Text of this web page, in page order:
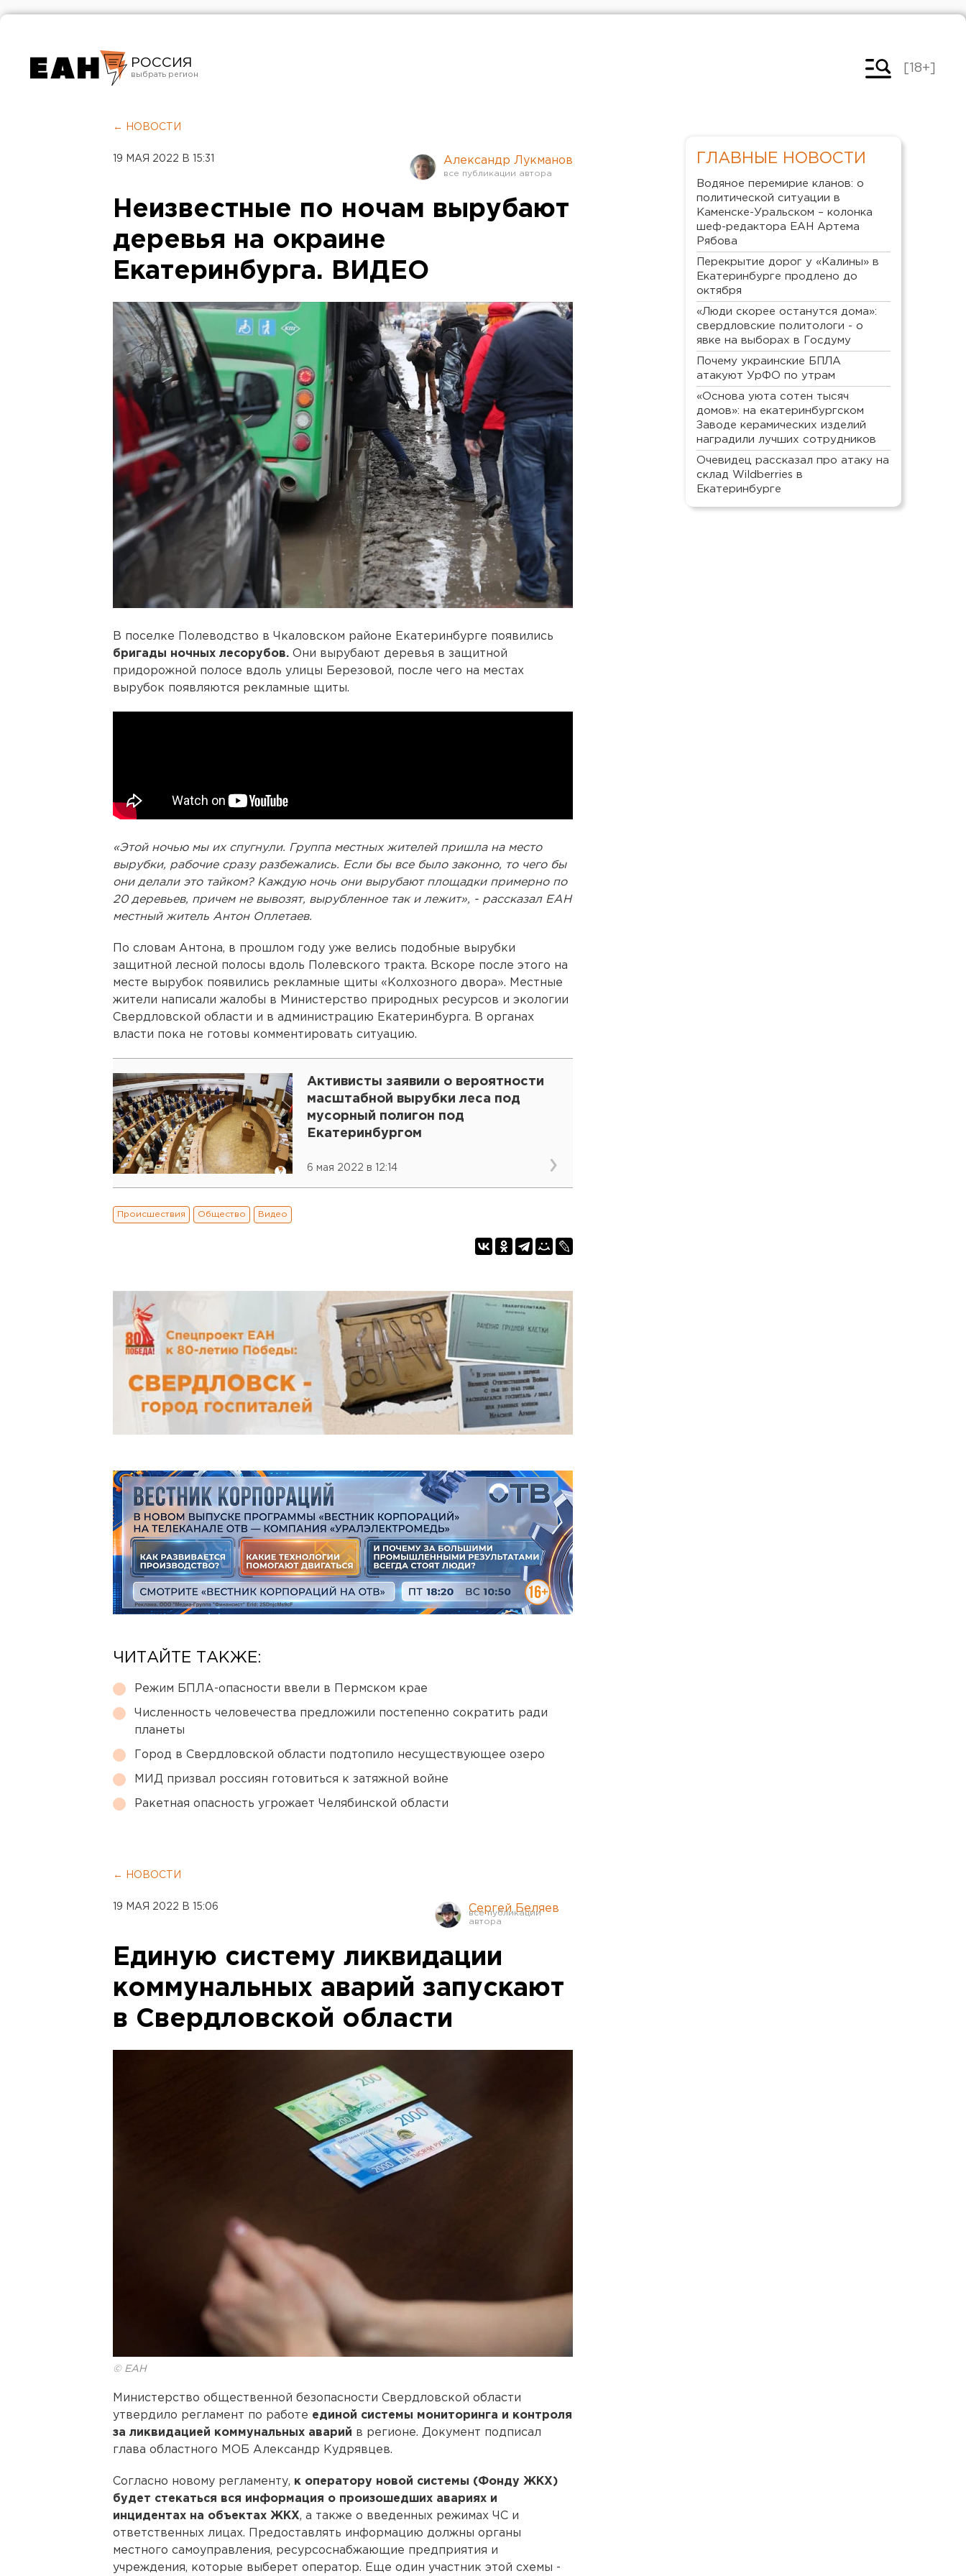
РОССИЯ
Челябинск
[18+]
← НОВОСТИ
19 МАЯ 2022 В 15:31 Александр Лукманов
Неизвестные по ночам вырубают
деревья на окраине
Екатеринбурга. ВИДЕО
В поселке Полеводство в Чкаловском районе Екатеринбурге появились
бригады ночных лесорубов. Они вырубают деревья в защитной
придорожной полосе вдоль улицы Березовой, после чего на местах
вырубок появляются рекламные щиты.
«Этой ночью мы их спугнули. Группа местных жителей пришла на место
вырубки, рабочие сразу разбежались. Если бы все было законно, то чего бы
они делали это тайком? Каждую ночь они вырубают площадки примерно по
20 деревьев, причем не вывозят, вырубленное так и лежит», - рассказал ЕАН
местный житель Антон Оплетаев.
По словам Антона, в прошлом году уже велись подобные вырубки
защитной лесной полосы вдоль Полевского тракта. Вскоре после этого на
месте вырубок появились рекламные щиты «Колхозного двора». Местные
жители написали жалобы в Министерство природных ресурсов и экологии
Свердловской области и в администрацию Екатеринбурга. В органах
власти пока не готовы комментировать ситуацию.
Активисты заявили о вероятности
масштабной вырубки леса под
мусорный полигон под
Екатеринбургом
6 мая 2022 в 12:14
Происшествия Общество Видео
ЧИТАЙТЕ ТАКЖЕ:
Режим БПЛА-опасности ввели в Пермском крае
Численность человечества предложили постепенно сократить ради
планеты
Город в Свердловской области подтопило несуществующее озеро
МИД призвал россиян готовиться к затяжной войне
Ракетная опасность угрожает Челябинской области
← НОВОСТИ
19 МАЯ 2022 В 15:06 Сергей Беляев
Единую систему ликвидации
коммунальных аварий запускают
в Свердловской области
© ЕАН
Министерство общественной безопасности Свердловской области
утвердило регламент по работе единой системы мониторинга и контроля
за ликвидацией коммунальных аварий в регионе. Документ подписал
глава областного МОБ Александр Кудрявцев.
Согласно новому регламенту, к оператору новой системы (Фонду ЖКХ)
будет стекаться вся информация о произошедших авариях и
инцидентах на объектах ЖКХ, а также о введенных режимах ЧС и
ответственных лицах. Предоставлять информацию должны органы
местного самоуправления, ресурсоснабжающие предприятия и
учреждения, которые выберет оператор. Еще один участник этой схемы -
ГЛАВНЫЕ НОВОСТИ
Водяное перемирие кланов: о
политической ситуации в
Каменске-Уральском – колонка
шеф-редактора ЕАН Артема
Рябова
Перекрытие дорог у «Калины» в
Екатеринбурге продлено до
октября
«Люди скорее останутся дома»:
свердловские политологи - о
явке на выборах в Госдуму
Почему украинские БПЛА
атакуют УрФО по утрам
«Основа уюта сотен тысяч
домов»: на екатеринбургском
Заводе керамических изделий
наградили лучших сотрудников
Очевидец рассказал про атаку на
склад Wildberries в
Екатеринбурге